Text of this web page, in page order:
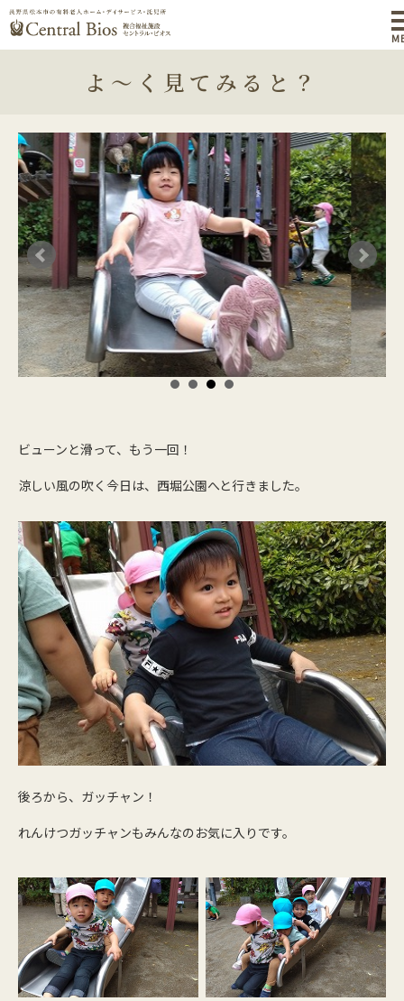
よ～く見てみると？
ビューンと滑って、もう一回！
涼しい風の吹く今日は、西堀公園へと行きました。
後ろから、ガッチャン！
れんけつガッチャンもみんなのお気に入りです。